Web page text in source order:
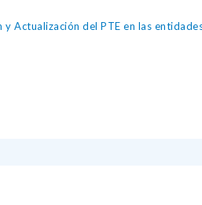
Actualización del PTE en las